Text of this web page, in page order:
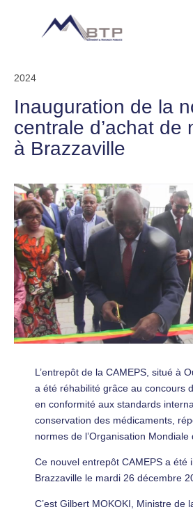
2024
Inauguration de la
centrale d’achat de
à Brazzaville
L’entrepôt de la CAMEPS, situé à
a été réhabilité grâce au concours
en conformité aux standards
conservation des médicaments,
normes de l’Organisation Mondiale
Ce nouvel entrepôt CAMEPS a été
Brazzaville le mardi 26 décembre
C’est Gilbert MOKOKI, Ministre de